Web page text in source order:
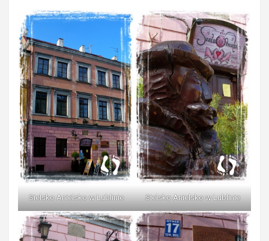
Sielsko Anielsko w Lublinie Sielsko Anielsko w Lublinie